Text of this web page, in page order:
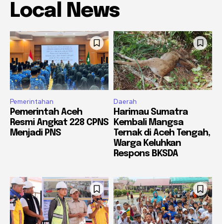
Local News
Pemerintahan
Pemerintah Aceh
Resmi Angkat 228 CPNS
Menjadi PNS
Daerah
Harimau Sumatra
Kembali Mangsa
Ternak di Aceh Tengah,
Warga Keluhkan
Respons BKSDA